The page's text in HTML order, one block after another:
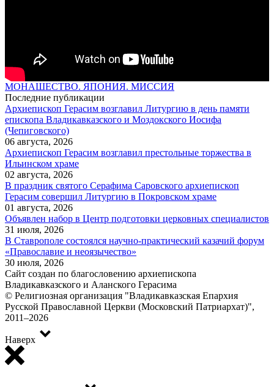
МОНАШЕСТВО. ЯПОНИЯ. МИССИЯ
Последние публикации
Архиепископ Герасим возглавил Литургию в день памяти
епископа Владикавказского и Моздокского Иосифа
(Чепиговского)
06 августа, 2026
Архиепископ Герасим возглавил престольные торжества в
Ильинском храме
02 августа, 2026
В праздник святого Серафима Саровского архиепископ
Герасим совершил Литургию в Покровском храме
01 августа, 2026
Объявлен набор в Центр подготовки церковных специалистов
31 июля, 2026
В Ставрополе состоялся научно-практический казачий форум
«Православие и неоязычество»
30 июля, 2026
Сайт создан по благословению архиепископа
Владикавказского и Аланского Герасима
© Религиозная организация "Владикавказская Епархия
Русской Православной Церкви (Московский Патриархат)",
2011–2026
Наверх